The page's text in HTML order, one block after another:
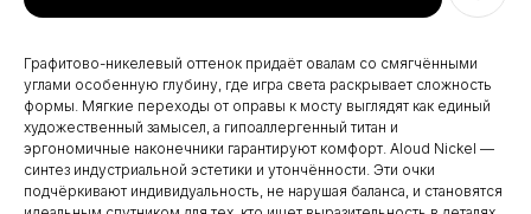
Графитово-никелевый оттенок придаёт овалам со смягчёнными
углами особенную глубину, где игра света раскрывает сложность
формы. Мягкие переходы от оправы к мосту выглядят как единый
художественный замысел, а гипоаллергенный титан и
эргономичные наконечники гарантируют комфорт. Aloud Nickel —
синтез индустриальной эстетики и утончённости. Эти очки
подчёркивают индивидуальность, не нарушая баланса, и становятся